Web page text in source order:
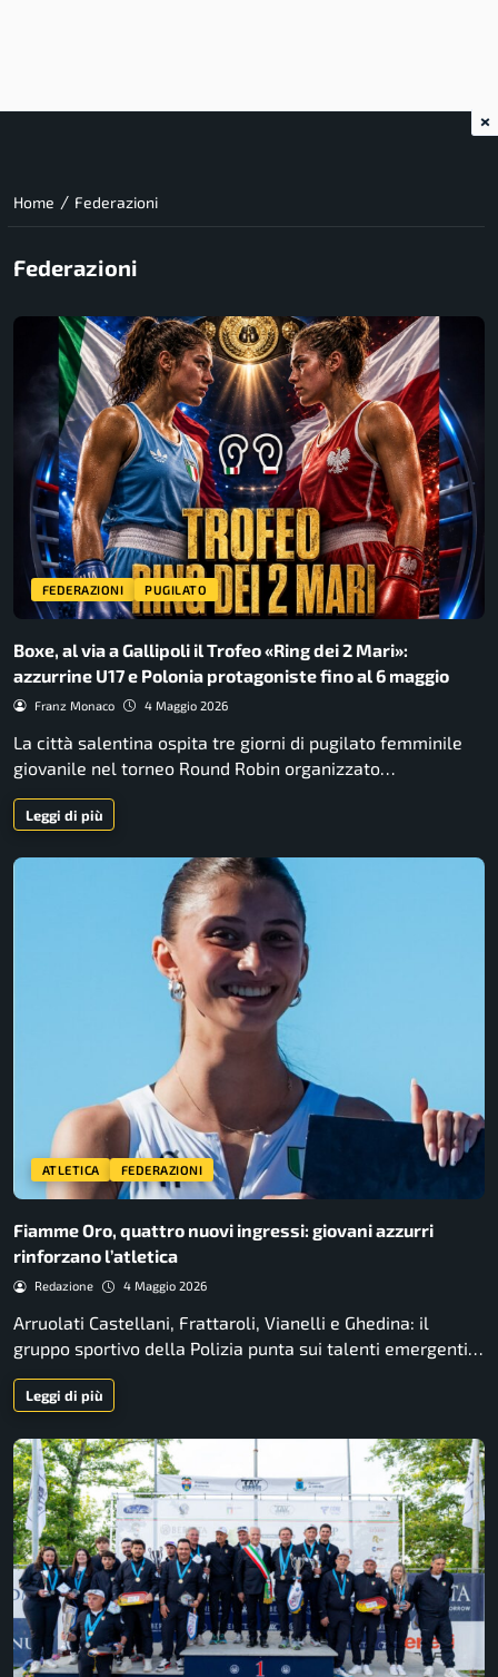
Home / Federazioni
Federazioni
FEDERAZIONI PUGILATO
Boxe, al via a Gallipoli il Trofeo «Ring dei 2 Mari»:
azzurrine U17 e Polonia protagoniste fino al 6 maggio
Franz Monaco 4 Maggio 2026
La città salentina ospita tre giorni di pugilato femminile
giovanile nel torneo Round Robin organizzato…
Leggi di più
ATLETICA FEDERAZIONI
Fiamme Oro, quattro nuovi ingressi: giovani azzurri
rinforzano l’atletica
Redazione 4 Maggio 2026
Arruolati Castellani, Frattaroli, Vianelli e Ghedina: il
gruppo sportivo della Polizia punta sui talenti emergenti…
Leggi di più
×